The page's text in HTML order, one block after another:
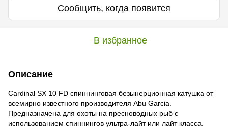
Сообщить, когда появится
В избранное
Описание
Cardinal SX 10 FD спиннинговая безынерционная катушка от
всемирно известного производителя Abu Garcia.
Предназначена для охоты на пресноводных рыб с
использованием спиннингов ультра-лайт или лайт класса.